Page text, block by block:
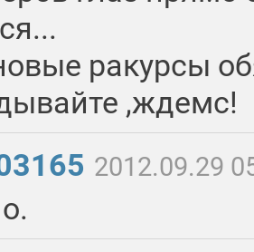
ракурсы
,ждемс!
2012.09.29